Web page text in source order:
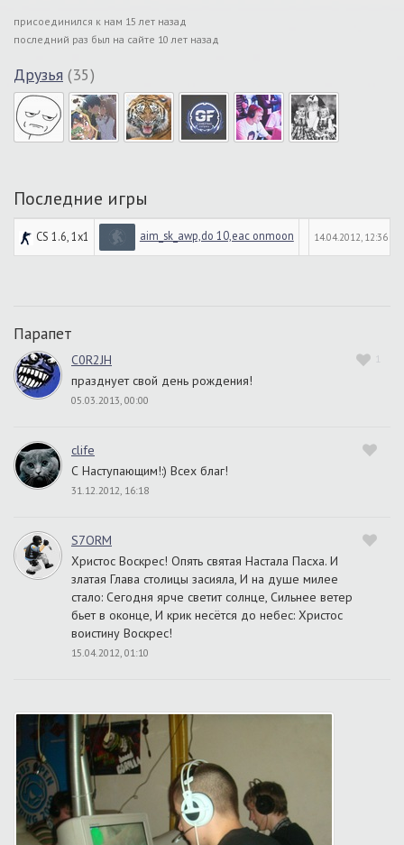
присоединился к нам 15 лет назад
последний раз был на сайте 10 лет назад
Друзья (35)
Последние игры
CS 1.6, 1x1 aim_sk_awp,do 10,eac onmoon 14.04.2012, 12:36
Парапет
1
C0R2JH
празднует свой день рождения!
05.03.2013, 00:00
clife
С Наступающим!:) Всех благ!
31.12.2012, 16:18
S7ORM
Христос Воскрес! Опять святая Настала Пасха. И
златая Глава столицы засияла, И на душе милее
стало: Сегодня ярче светит солнце, Сильнее ветер
бьет в оконце, И крик несётся до небес: Христос
воистину Воскрес!
15.04.2012, 01:10